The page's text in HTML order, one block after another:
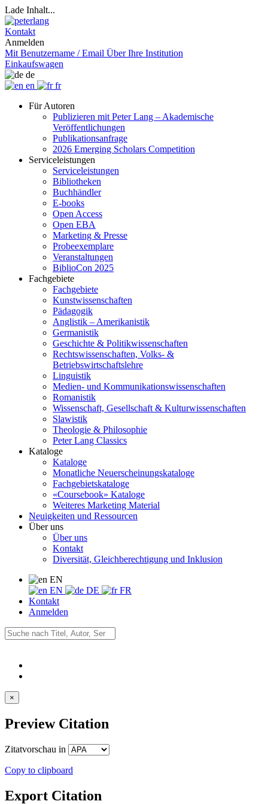
Lade Inhalt...
Kontakt
Anmelden
Mit Benutzername / Email Über Ihre Institution
Einkaufswagen
de
en
fr
Für Autoren
Publizieren mit Peter Lang – Akademische
Veröffentlichungen
Publikationsanfrage
2026 Emerging Scholars Competition
Serviceleistungen
Serviceleistungen
Bibliotheken
Buchhändler
E-books
Open Access
Open EBA
Marketing & Presse
Probeexemplare
Veranstaltungen
BiblioCon 2025
Fachgebiete
Fachgebiete
Kunstwissenschaften
Pädagogik
Anglistik – Amerikanistik
Germanistik
Geschichte & Politikwissenschaften
Rechtswissenschaften, Volks- &
Betriebswirtschaftslehre
Linguistik
Medien- und Kommunikationswissenschaften
Romanistik
Wissenschaft, Gesellschaft & Kulturwissenschaften
Slawistik
Theologie & Philosophie
Peter Lang Classics
Kataloge
Kataloge
Monatliche Neuerscheinungskataloge
Fachgebietskataloge
«Coursebook» Kataloge
Weiteres Marketing Material
Neuigkeiten und Ressourcen
Über uns
Über uns
Kontakt
Diversität, Gleichberechtigung und Inklusion
EN
EN
DE
FR
Kontakt
Anmelden
×
Preview Citation
Zitatvorschau in
Copy to clipboard
Export Citation